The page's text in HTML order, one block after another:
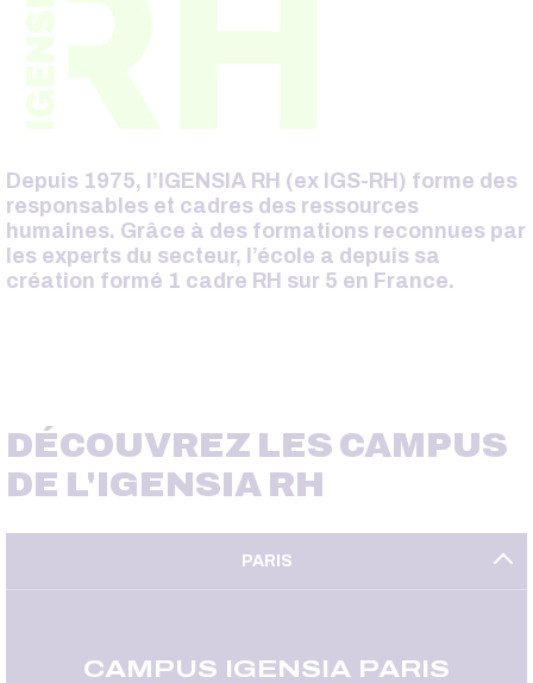
Depuis 1975, l’IGENSIA RH (ex IGS-RH) forme des
responsables et cadres des ressources
humaines. Grâce à des formations reconnues par
les experts du secteur, l’école a depuis sa
création formé 1 cadre RH sur 5 en France.
DÉCOUVREZ LES CAMPUS
DE L'IGENSIA RH
PARIS
CAMPUS IGENSIA PARIS